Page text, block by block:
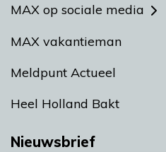
MAX op sociale media
MAX vakantieman
Meldpunt Actueel
Heel Holland Bakt
Nieuwsbrief